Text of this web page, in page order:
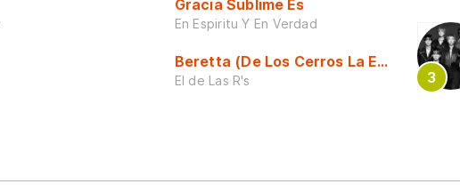
Gracia Sublime Es
En Espiritu Y En Verdad
Beretta (De Los Cerros La Escuela)
El de Las R's